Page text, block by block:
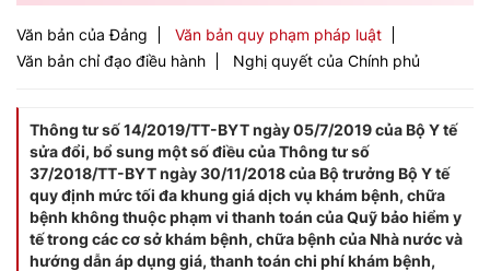
Văn bản của Đảng
Văn bản quy phạm pháp luật
Văn bản chỉ đạo điều hành
Nghị quyết của Chính phủ
Thông tư số 14/2019/TT-BYT ngày 05/7/2019 của Bộ Y tế
sửa đổi, bổ sung một số điều của Thông tư số
37/2018/TT-BYT ngày 30/11/2018 của Bộ trưởng Bộ Y tế
quy định mức tối đa khung giá dịch vụ khám bệnh, chữa
bệnh không thuộc phạm vi thanh toán của Quỹ bảo hiểm y
tế trong các cơ sở khám bệnh, chữa bệnh của Nhà nước và
hướng dẫn áp dụng giá, thanh toán chi phí khám bệnh,